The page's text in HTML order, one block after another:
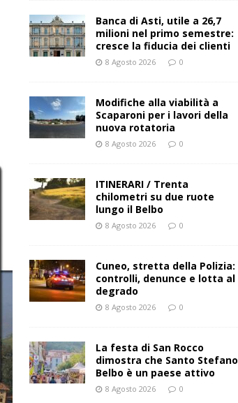
Banca di Asti, utile a 26,7
milioni nel primo semestre:
cresce la fiducia dei clienti
8 Agosto 2026 0
Modifiche alla viabilità a
Scaparoni per i lavori della
nuova rotatoria
8 Agosto 2026 0
ITINERARI / Trenta
chilometri su due ruote
lungo il Belbo
8 Agosto 2026 0
Cuneo, stretta della Polizia:
controlli, denunce e lotta al
degrado
8 Agosto 2026 0
La festa di San Rocco
dimostra che Santo Stefano
Belbo è un paese attivo
8 Agosto 2026 0